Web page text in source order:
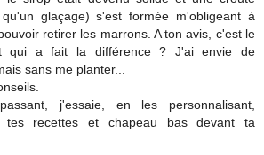
glaçage) s'est formée m'obligeant à
retirer les marrons. A ton avis, c'est le
qui a fait la différence ? J'ai envie de
sans me planter...
j'essaie, en les personnalisant,
tes recettes et chapeau bas devant ta